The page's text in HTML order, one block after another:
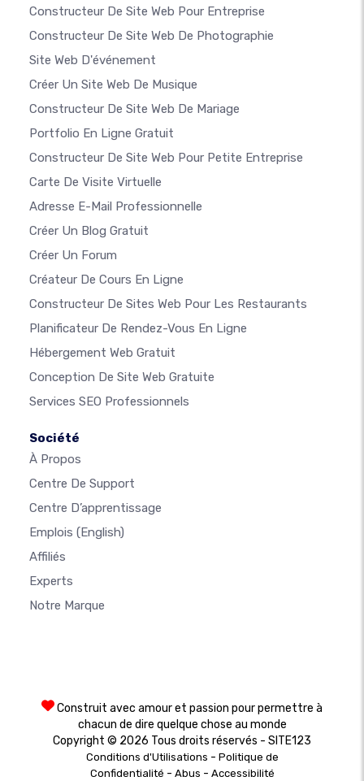
Constructeur De Site Web Pour Entreprise
Constructeur De Site Web De Photographie
Site Web D'événement
Créer Un Site Web De Musique
Constructeur De Site Web De Mariage
Portfolio En Ligne Gratuit
Constructeur De Site Web Pour Petite Entreprise
Carte De Visite Virtuelle
Adresse E-Mail Professionnelle
Créer Un Blog Gratuit
Créer Un Forum
Créateur De Cours En Ligne
Constructeur De Sites Web Pour Les Restaurants
Planificateur De Rendez-Vous En Ligne
Hébergement Web Gratuit
Conception De Site Web Gratuite
Services SEO Professionnels
Société
À Propos
Centre De Support
Centre D’apprentissage
Emplois (English)
Affiliés
Experts
Notre Marque
Construit avec amour et passion pour permettre à
chacun de dire quelque chose au monde
Copyright © 2026 Tous droits réservés - SITE123
Conditions d'Utilisations - Politique de
Confidentialité - Abus - Accessibilité